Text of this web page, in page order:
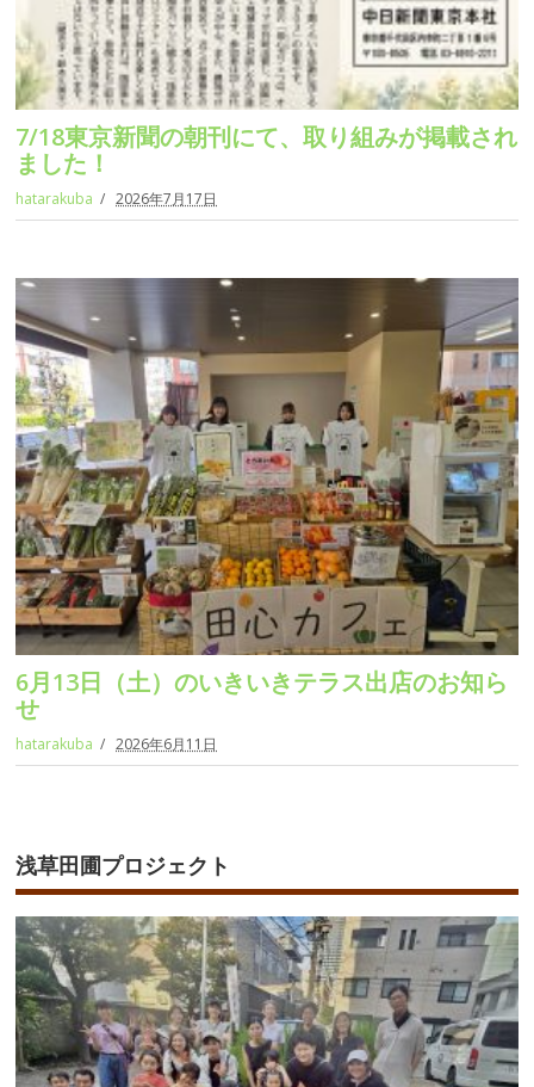
7/18東京新聞の朝刊にて、取り組みが掲載され
ました！
hatarakuba 2026年7月17日
6月13日（土）のいきいきテラス出店のお知ら
せ
hatarakuba 2026年6月11日
浅草田圃プロジェクト